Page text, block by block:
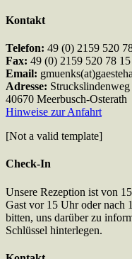
Kontakt
Telefon: 49 (0) 2159 520
Fax: 49 (0) 2159 520 78 15
Email:
Adresse: Struckslindenweg
40670 Meerbusch-Osterath
Hinweise zur Anfahrt
[Not a valid template]
Check-In
Unsere Rezeption ist von
Gast vor 15 Uhr oder nach
bitten, uns darüber zu
Schlüssel hinterlegen.